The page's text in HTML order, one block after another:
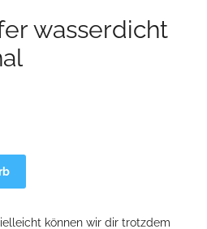
wasserdicht
können wir dir trotzdem